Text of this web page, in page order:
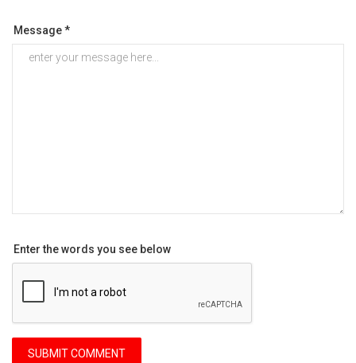
Message *
Enter the words you see below